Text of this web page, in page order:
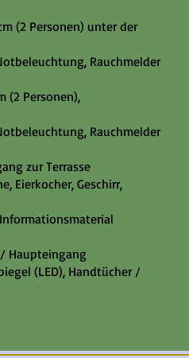
(2 Personen) unter der
Rauchmelder
(2 Personen),
Rauchmelder
zur Terrasse
Eierkocher, Geschirr,
Haupteingang
(LED), Handtücher /